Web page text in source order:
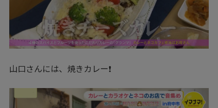
山口さんには、焼きカレー❗